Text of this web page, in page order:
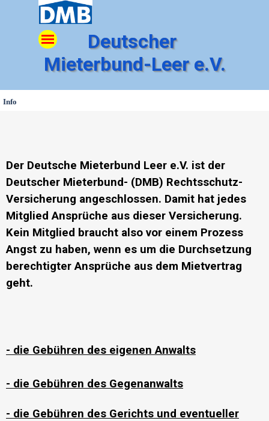
Direkt zum Seiteninhalt
Deutscher
Mieterbund-Leer e.V.
Menü überspringen
Info
Der Deutsche Mieterbund Leer e.V. ist der
Deutscher Mieterbund- (DMB) Rechtsschutz-
Versicherung angeschlossen. Damit hat jedes
Mitglied Ansprüche aus dieser Versicherung.
Kein Mitglied braucht also vor einem Prozess
Angst zu haben, wenn es um die Durchsetzung
berechtigter Ansprüche aus dem Mietvertrag
geht.
- die Gebühren des eigenen Anwalts
- die Gebühren des Gegenanwalts
- die Gebühren des Gerichts und eventueller